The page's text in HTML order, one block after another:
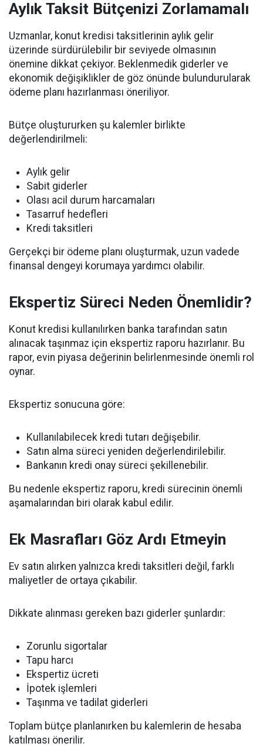
Aylık Taksit Bütçenizi Zorlamamalı
Uzmanlar, konut kredisi taksitlerinin aylık gelir
üzerinde sürdürülebilir bir seviyede olmasının
önemine dikkat çekiyor. Beklenmedik giderler ve
ekonomik değişiklikler de göz önünde bulundurularak
ödeme planı hazırlanması öneriliyor.
Bütçe oluştururken şu kalemler birlikte
değerlendirilmeli:
Aylık gelir
Sabit giderler
Olası acil durum harcamaları
Tasarruf hedefleri
Kredi taksitleri
Gerçekçi bir ödeme planı oluşturmak, uzun vadede
finansal dengeyi korumaya yardımcı olabilir.
Ekspertiz Süreci Neden Önemlidir?
Konut kredisi kullanılırken banka tarafından satın
alınacak taşınmaz için ekspertiz raporu hazırlanır. Bu
rapor, evin piyasa değerinin belirlenmesinde önemli rol
oynar.
Ekspertiz sonucuna göre:
Kullanılabilecek kredi tutarı değişebilir.
Satın alma süreci yeniden değerlendirilebilir.
Bankanın kredi onay süreci şekillenebilir.
Bu nedenle ekspertiz raporu, kredi sürecinin önemli
aşamalarından biri olarak kabul edilir.
Ek Masrafları Göz Ardı Etmeyin
Ev satın alırken yalnızca kredi taksitleri değil, farklı
maliyetler de ortaya çıkabilir.
Dikkate alınması gereken bazı giderler şunlardır:
Zorunlu sigortalar
Tapu harcı
Ekspertiz ücreti
İpotek işlemleri
Taşınma ve tadilat giderleri
Toplam bütçe planlanırken bu kalemlerin de hesaba
katılması önerilir.